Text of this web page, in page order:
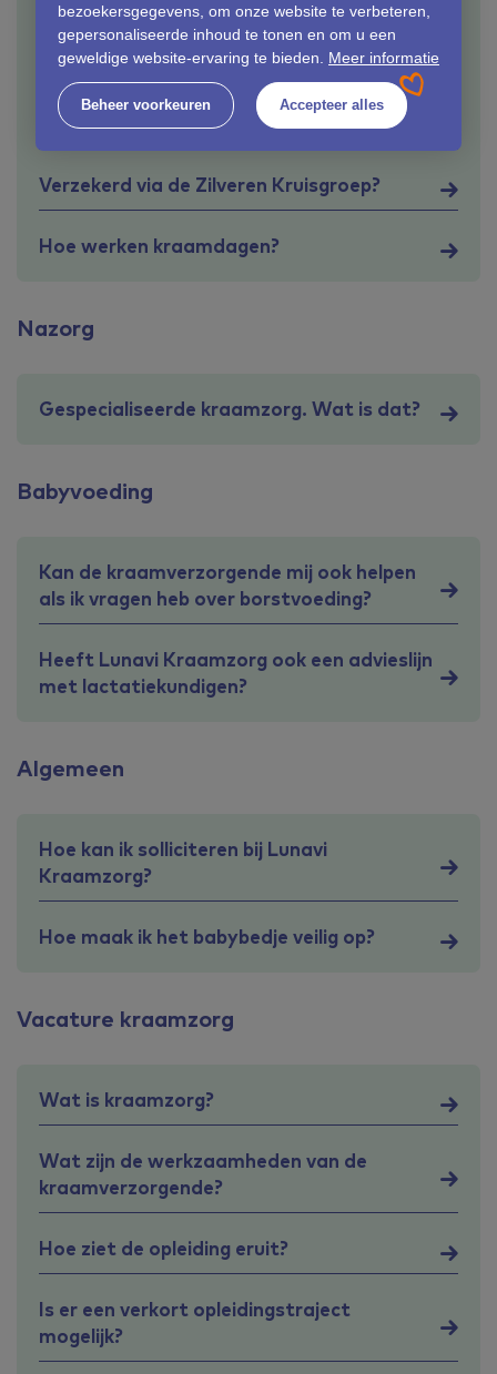
bezoekersgegevens, om onze website te verbeteren,
gepersonaliseerde inhoud te tonen en om u een
geweldige website-ervaring te bieden. Meer informatie
Beheer voorkeuren Accepteer alles
Wat kost kraamzorg?
Wat zijn de taken van de
kraamverzorgende?
Verzekerd via de Zilveren Kruisgroep?
Hoe werken kraamdagen?
Nazorg
Gespecialiseerde kraamzorg. Wat is dat?
Babyvoeding
Kan de kraamverzorgende mij ook helpen
als ik vragen heb over borstvoeding?
Heeft Lunavi Kraamzorg ook een advieslijn
met lactatiekundigen?
Algemeen
Hoe kan ik solliciteren bij Lunavi
Kraamzorg?
Hoe maak ik het babybedje veilig op?
Vacature kraamzorg
Wat is kraamzorg?
Wat zijn de werkzaamheden van de
kraamverzorgende?
Hoe ziet de opleiding eruit?
Is er een verkort opleidingstraject
mogelijk?